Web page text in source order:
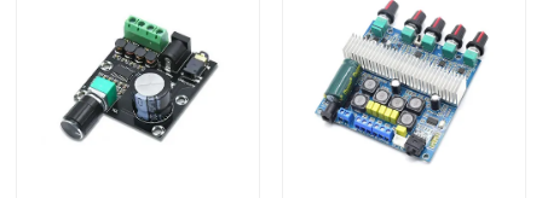
เกี่ยวกับเรา
ทัวร์โรงงาน